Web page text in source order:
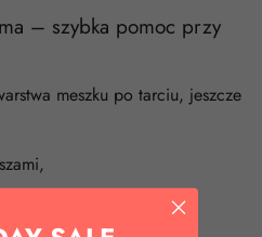
– szybka pomoc przy
meszku po tarciu, jeszcze
przyklej, lekko dociśnij,